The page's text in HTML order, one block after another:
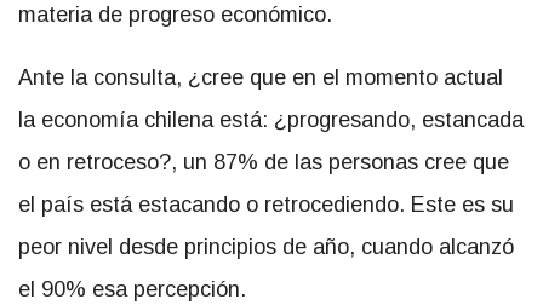
materia de progreso económico.
Ante la consulta, ¿cree que en el momento actual
la economía chilena está: ¿progresando, estancada
o en retroceso?, un 87% de las personas cree que
el país está estacando o retrocediendo. Este es su
peor nivel desde principios de año, cuando alcanzó
el 90% esa percepción.